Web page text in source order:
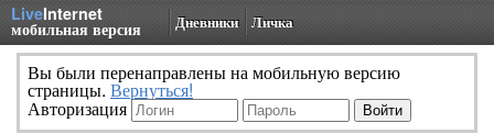
LiveInternet
мобильная версия Дневники Личка
Вы были перенаправлены на мобильную версию
страницы. Вернуться!
Авторизация